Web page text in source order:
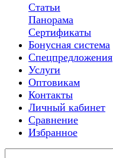
Статьи
Панорама
Сертификаты
Бонусная система
Спецпредложения
Услуги
Оптовикам
Контакты
Личный кабинет
Сравнение
Избранное